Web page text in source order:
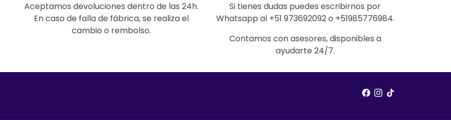
Aceptamos devoluciones dentro de las 24h.
En caso de falla de fábrica, se realiza el
cambio o rembolso.
Si tienes dudas puedes escribirnos por
Whatsapp al +51 973692092 o +51985776984.
Contamos con asesores, disponibles a
ayudarte 24/7.